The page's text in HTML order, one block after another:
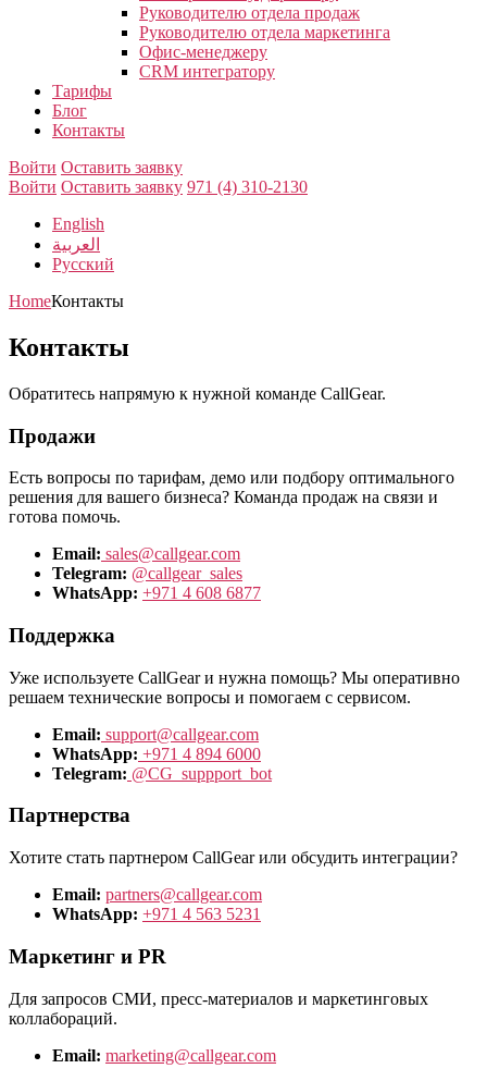
Руководителю отдела продаж
Руководителю отдела маркетинга
Офис-менеджеру
CRM интегратору
Тарифы
Блог
Контакты
Войти Оставить заявку
Войти Оставить заявку 971 (4) 310-2130
English
العربية
Русский
HomeКонтакты
Контакты
Обратитесь напрямую к нужной команде CallGear.
Продажи
Есть вопросы по тарифам, демо или подбору оптимального
решения для вашего бизнеса? Команда продаж на связи и
готова помочь.
Email: sales@callgear.com
Telegram: @callgear_sales
WhatsApp: +971 4 608 6877
Поддержка
Уже используете CallGear и нужна помощь? Мы оперативно
решаем технические вопросы и помогаем с сервисом.
Email: support@callgear.com
WhatsApp: +971 4 894 6000
Telegram: @CG_suppport_bot
Партнерства
Хотите стать партнером CallGear или обсудить интеграции?
Email: partners@callgear.com
WhatsApp: +971 4 563 5231
Маркетинг и PR
Для запросов СМИ, пресс-материалов и маркетинговых
коллабораций.
Email: marketing@callgear.com